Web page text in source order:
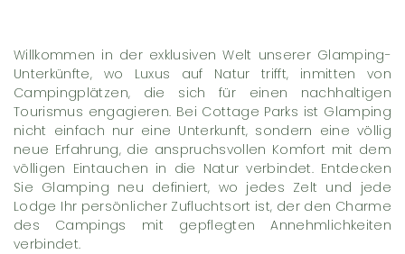
Willkommen in der exklusiven Welt unserer Glamping-
Unterkünfte, wo Luxus auf Natur trifft, inmitten von
Campingplätzen, die sich für einen nachhaltigen
Tourismus engagieren. Bei Cottage Parks ist Glamping
nicht einfach nur eine Unterkunft, sondern eine völlig
neue Erfahrung, die anspruchsvollen Komfort mit dem
völligen Eintauchen in die Natur verbindet. Entdecken
Sie Glamping neu definiert, wo jedes Zelt und jede
Lodge Ihr persönlicher Zufluchtsort ist, der den Charme
des Campings mit gepflegten Annehmlichkeiten
verbindet.